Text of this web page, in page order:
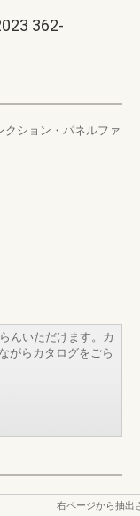
362-
クション・パネルファ
んいただけます。カ
がらカタログをごら
右ページから抽出